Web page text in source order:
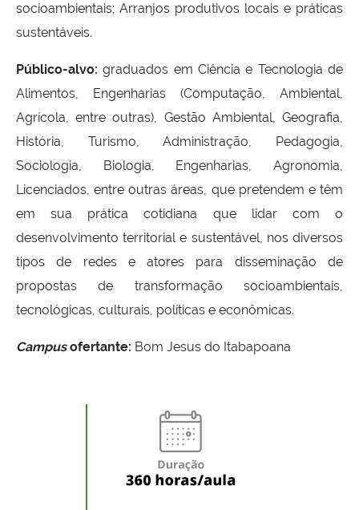
socioambientais; Arranjos produtivos locais e práticas
sustentáveis.
Público-alvo: graduados em Ciência e Tecnologia de
Alimentos, Engenharias (Computação, Ambiental,
Agrícola, entre outras), Gestão Ambiental, Geografia,
História, Turismo, Administração, Pedagogia,
Sociologia, Biologia, Engenharias, Agronomia,
Licenciados, entre outras áreas, que pretendem e têm
em sua prática cotidiana que lidar com o
desenvolvimento territorial e sustentável, nos diversos
tipos de redes e atores para disseminação de
propostas de transformação socioambientais,
tecnológicas, culturais, políticas e econômicas.
Campus ofertante: Bom Jesus do Itabapoana